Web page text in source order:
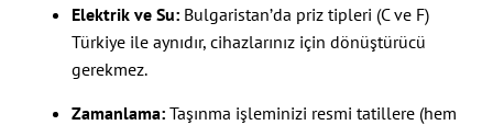
Elektrik ve Su: Bulgaristan’da priz tipleri (C ve F)
Türkiye ile aynıdır, cihazlarınız için dönüştürücü
gerekmez.
Zamanlama: Taşınma işleminizi resmi tatillere (hem